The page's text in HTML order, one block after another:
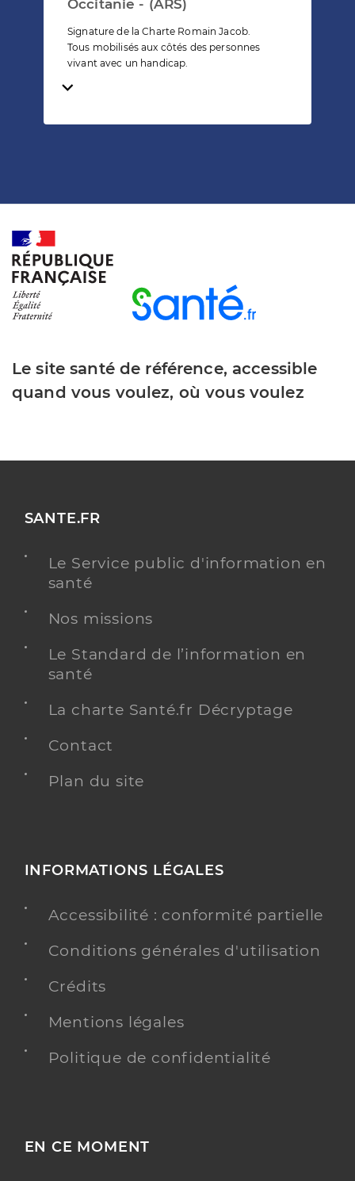
Occitanie - (ARS)
Signature de la Charte Romain Jacob.
Tous mobilisés aux côtés des personnes
vivant avec un handicap.
Temps de lecture
Le site santé de référence, accessible
quand vous voulez, où vous voulez
SANTE.FR
Le Service public d'information en
santé
Nos missions
Le Standard de l’information en
santé
La charte Santé.fr Décryptage
Contact
Plan du site
INFORMATIONS LÉGALES
Accessibilité : conformité partielle
Conditions générales d'utilisation
Crédits
Mentions légales
Politique de confidentialité
EN CE MOMENT